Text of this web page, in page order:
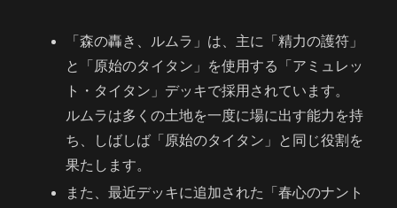
「森の轟き、ルムラ」は、主に「精力の護符」
と「原始のタイタン」を使用する「アミュレッ
ト・タイタン」デッキで採用されています。
ルムラは多くの土地を一度に場に出す能力を持
ち、しばしば「原始のタイタン」と同じ役割を
果たします。
また、最近デッキに追加された「春心のナント